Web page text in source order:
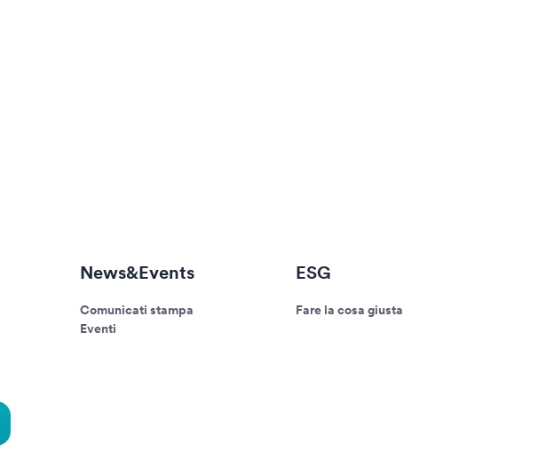
News&Events
Comunicati stampa
Eventi
ESG
Fare la cosa giusta